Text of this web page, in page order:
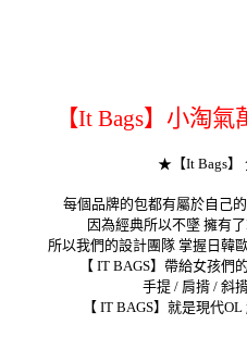
【It Bags】小淘
★【It Bags】
每個品牌的包都有屬於自己
因為經典所以不墜 擁有
所以我們的設計團隊 掌握日韓
【 IT BAGS】帶給女孩們
手提 / 肩揹 / 斜
【 IT BAGS】就是現代